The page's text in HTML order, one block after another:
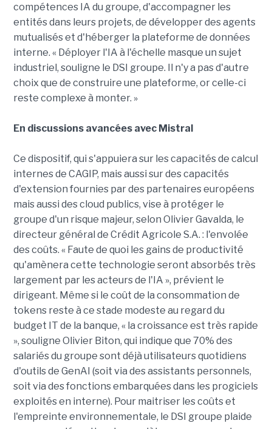
compétences IA du groupe, d'accompagner les
entités dans leurs projets, de développer des agents
mutualisés et d'héberger la plateforme de données
interne. « Déployer l'IA à l'échelle masque un sujet
industriel, souligne le DSI groupe. Il n'y a pas d'autre
choix que de construire une plateforme, or celle-ci
reste complexe à monter. »
En discussions avancées avec Mistral
Ce dispositif, qui s'appuiera sur les capacités de calcul
internes de CAGIP, mais aussi sur des capacités
d'extension fournies par des partenaires européens
mais aussi des cloud publics, vise à protéger le
groupe d'un risque majeur, selon Olivier Gavalda, le
directeur général de Crédit Agricole S.A. : l'envolée
des coûts. « Faute de quoi les gains de productivité
qu'amènera cette technologie seront absorbés très
largement par les acteurs de l'IA », prévient le
dirigeant. Même si le coût de la consommation de
tokens reste à ce stade modeste au regard du
budget IT de la banque, « la croissance est très rapide
», souligne Olivier Biton, qui indique que 70% des
salariés du groupe sont déjà utilisateurs quotidiens
d'outils de GenAI (soit via des assistants personnels,
soit via des fonctions embarquées dans les progiciels
exploités en interne). Pour maitriser les coûts et
l'empreinte environnementale, le DSI groupe plaide